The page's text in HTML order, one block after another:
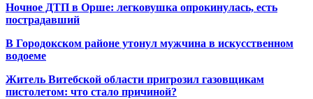
Ночное ДТП в Орше: легковушка опрокинулась, есть
пострадавший
В Городокском районе утонул мужчина в искусственном
водоеме
Житель Витебской области пригрозил газовщикам
пистолетом: что стало причиной?